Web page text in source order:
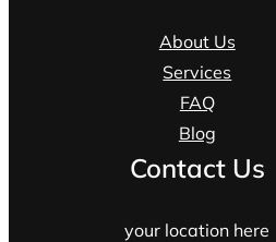
About Us
Services
FAQ
Blog
Contact Us
your location here